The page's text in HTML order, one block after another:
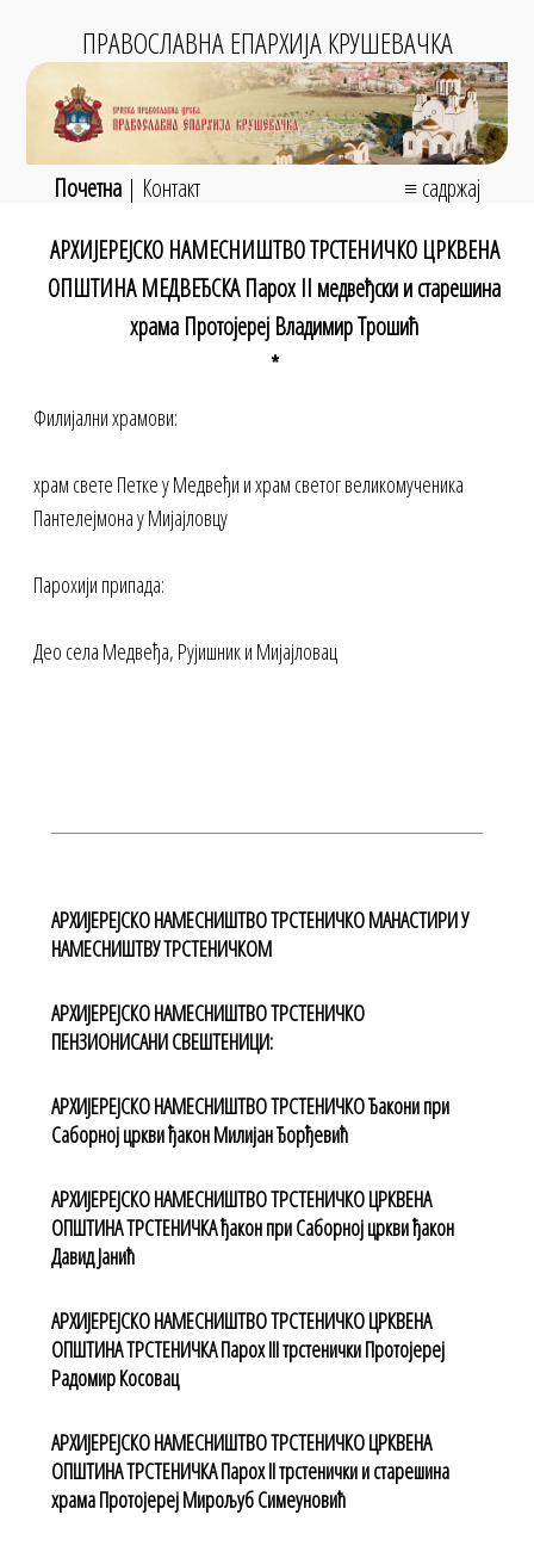
ПРАВОСЛАВНА ЕПАРХИЈА КРУШЕВАЧКА
Почетна| Контакт
≡ садржај
АРХИЈЕРЕЈСКО НАМЕСНИШТВО ТРСТЕНИЧКО ЦРКВЕНА
ОПШТИНА МЕДВЕЂСКА Парох II медвеђски и старешина
храма Протојереј Владимир Трошић
*
Филијални храмови:
храм свете Петке у Медвеђи и храм светог великомученика
Пантелејмона у Мијајловцу
Парохији припада:
Део села Медвеђа, Рујишник и Мијајловац
АРХИЈЕРЕЈСКО НАМЕСНИШТВО ТРСТЕНИЧКО МАНАСТИРИ У
НАМЕСНИШТВУ ТРСТЕНИЧКОМ
АРХИЈЕРЕЈСКО НАМЕСНИШТВО ТРСТЕНИЧКО
ПЕНЗИОНИСАНИ СВЕШТЕНИЦИ:
АРХИЈЕРЕЈСКО НАМЕСНИШТВО ТРСТЕНИЧКО Ђакони при
Саборној цркви ђакон Милијан Ђорђевић
АРХИЈЕРЕЈСКО НАМЕСНИШТВО ТРСТЕНИЧКО ЦРКВЕНА
ОПШТИНА ТРСТЕНИЧКА ђакон при Саборној цркви ђакон
Давид Јанић
АРХИЈЕРЕЈСКО НАМЕСНИШТВО ТРСТЕНИЧКО ЦРКВЕНА
ОПШТИНА ТРСТЕНИЧКА Парох III трстенички Протојереј
Радомир Косовац
АРХИЈЕРЕЈСКО НАМЕСНИШТВО ТРСТЕНИЧКО ЦРКВЕНА
ОПШТИНА ТРСТЕНИЧКА Парох II трстенички и старешина
храма Протојереј Мирољуб Симеуновић